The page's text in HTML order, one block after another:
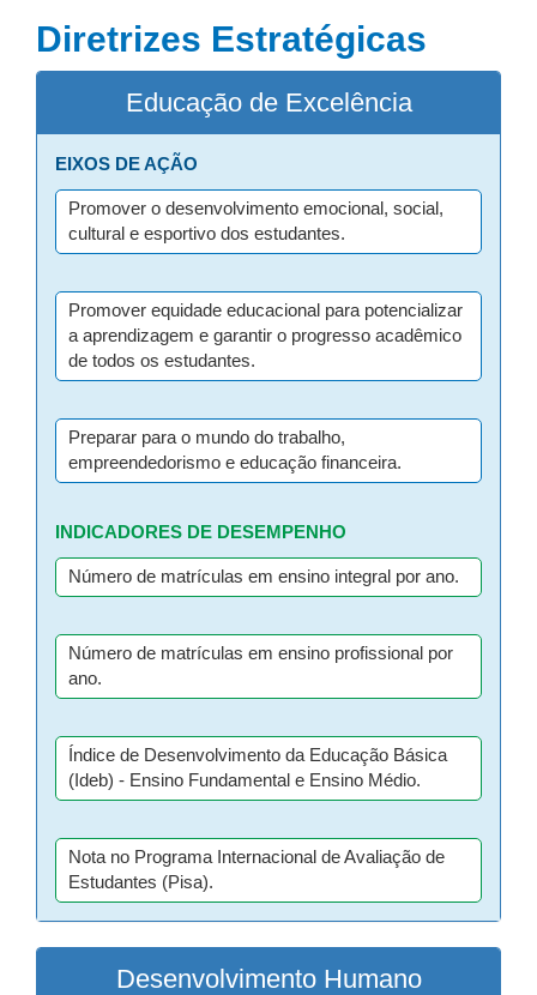
Diretrizes Estratégicas
Educação de Excelência
EIXOS DE AÇÃO
Promover o desenvolvimento emocional, social,
cultural e esportivo dos estudantes.
Promover equidade educacional para potencializar
a aprendizagem e garantir o progresso acadêmico
de todos os estudantes.
Preparar para o mundo do trabalho,
empreendedorismo e educação financeira.
INDICADORES DE DESEMPENHO
Número de matrículas em ensino integral por ano.
Número de matrículas em ensino profissional por
ano.
Índice de Desenvolvimento da Educação Básica
(Ideb) - Ensino Fundamental e Ensino Médio.
Nota no Programa Internacional de Avaliação de
Estudantes (Pisa).
Desenvolvimento Humano